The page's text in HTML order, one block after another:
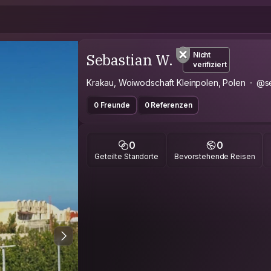
Sebastian W.
Nicht
verifiziert
Krakau, Woiwodschaft Kleinpolen, Polen
0 Freunde 0 Referenzen
0
Geteilte Standorte
0
Bevorstehende Reisen